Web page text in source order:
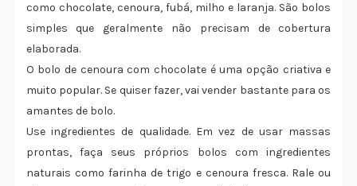
como chocolate, cenoura, fubá, milho e laranja. São bolos
simples que geralmente não precisam de cobertura
elaborada.
O bolo de cenoura com chocolate é uma opção criativa e
muito popular. Se quiser fazer, vai vender bastante para os
amantes de bolo.
Use ingredientes de qualidade. Em vez de usar massas
prontas, faça seus próprios bolos com ingredientes
naturais como farinha de trigo e cenoura fresca. Rale ou